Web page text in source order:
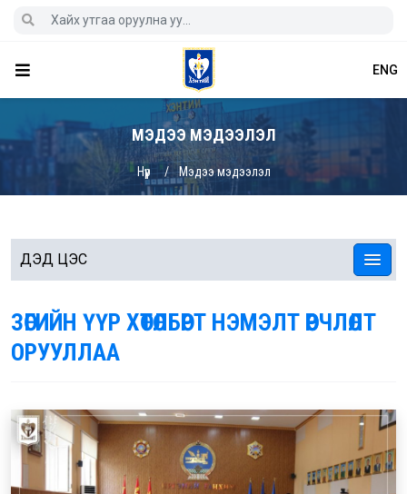
ENG
МЭДЭЭ МЭДЭЭЛЭЛ
Нүүр Мэдээ мэдээлэл
ДЭД ЦЭС
ЗӨГИЙН ҮҮР ХӨТӨЛБӨРТ НЭМЭЛТ ӨӨРЧЛӨЛТ
ОРУУЛЛАА